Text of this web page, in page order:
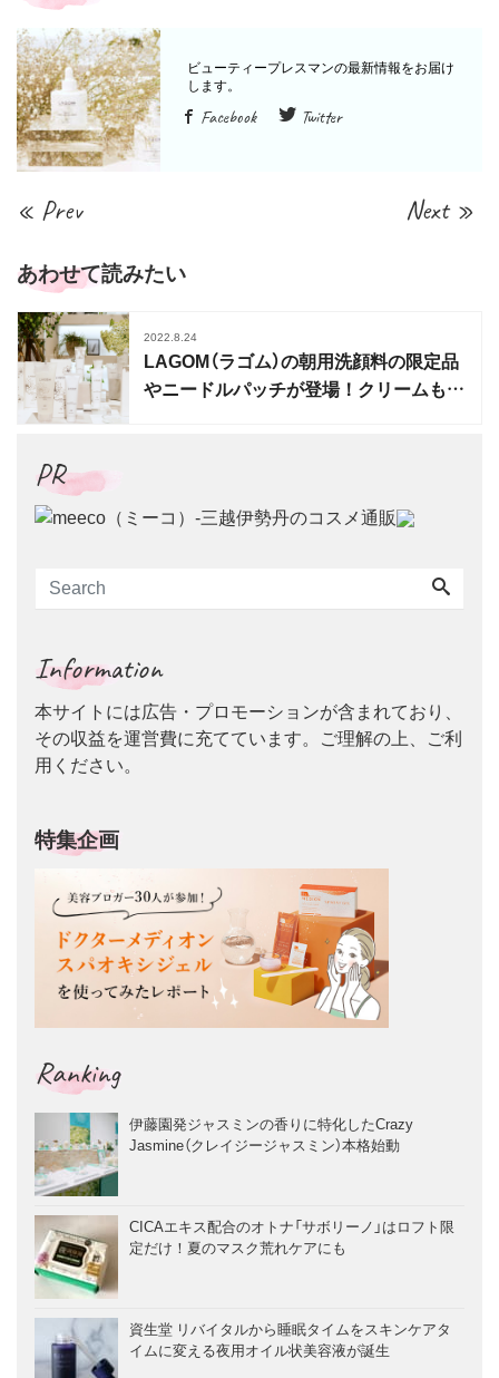
Facebook Twitter
« Prev Next »
あわせて読みたい
2022.8.24
LAGOM（ラゴム）の朝用洗顔料の限定品
やニードルパッチが登場！クリームもリ
PR
Information
本サイトには広告・プロモーションが含まれており、
その収益を運営費に充てています。ご理解の上、ご利
用ください。
特集企画
Ranking
伊藤園発ジャスミンの香りに特化したCrazy
Jasmine（クレイジージャスミン）本格始動
CICAエキス配合のオトナ「サボリーノ」はロフト限
定だけ！夏のマスク荒れケアにも
資生堂 リバイタルから睡眠タイムをスキンケアタ
イムに変える夜用オイル状美容液が誕生